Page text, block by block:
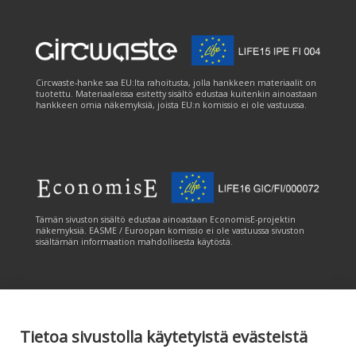
Tietoa sivustolla käytetyistä evästeistä
Circwaste-hanke saa EU:lta rahoitusta, jolla hankkeen materiaalit on
tuotettu. Materiaaleissa esitetty sisältö edustaa kuitenkin ainoastaan
hankkeen omia näkemyksiä, joista EU:n komissio ei ole vastuussa.
Tämän sivuston sisältö edustaa ainoastaan EconomisE-projektin
näkemyksiä. EASME / Euroopan komissio ei ole vastuussa sivuston
sisältämän informaation mahdollisesta käytöstä.